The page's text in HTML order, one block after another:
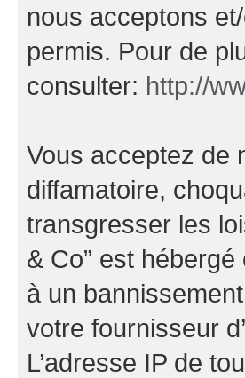
nous acceptons
permis. Pour de
consulter: http://
Vous acceptez de
diffamatoire,
transgresser les
& Co” est
à un
votre fournisseur
L’adresse IP de